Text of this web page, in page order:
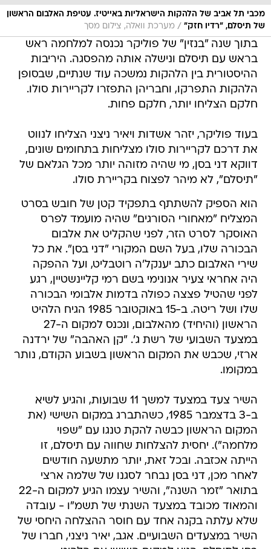
מכבי תל אביב של הלהקות הישראליות באייטיז. עטיפת האלבום הראשון
של תיסלם, "רדיו חזק" / מערכת וואלה, צילום מסך
בתוך שנה "בנזין" של פוליקר נכנסה למלחמה ראש
בראש עם תיסלם ונישלה אותה מהפסגה. היריבות
ההיסטורית בין הלהקות נמשכה עוד שנתיים, שבסופן
הלהקות התפרקו, וחבריהן התפזרו לקריירות סולו.
חלקם הצליחו יותר, חלקם פחות.
בעוד פוליקר, יזהר אשדות ויאיר ניצני הצליחו לנווט
את דרכם לקריירות סולו מצליחות בתחומים שונים,
דווקא דני בסן, מי שהיה מזוהה יותר מכל הגלאם של
"תיסלם", לא מיהר לפצוח בקריירת סולו.
הוא הספיק להשתתף בתפקיד קטן של חובש בסרט
המצליח "מאחורי הסורגים" שהיה מועמד לפרס
האוסקר לסרט הזר, לפני שהקליט את אלבום
הבכורה שלו, בעל השם המקורי "דני בסן". את כל
שירי האלבום כתב יענקל'ה רוטבליט, ועל ההפקה
היה אחראי צעיר אנונימי בשם רמי קליינשטיין, רגע
לפני שהטיל פצצה כפולה בדמות אלבומי הבכורה
שלו ושל ריטה. ב-15 באוקטובר 1985 הגיח הלהיט
הראשון (והיחיד) מהאלבום, ונכנס למקום ה-27
במצעד השבועי של רשת ג'. "קן האהבה" של ירדנה
ארזי, שכבש את המקום הראשון בשבוע הקודם, נותר
במקומו.
השיר צעד במצעד למשך 11 שבועות, והגיע לשיא
ב-3 בדצמבר 1985, כשהתברג במקום השישי (את
המקום הראשון כבשה להקת טנגו עם "שפוי
מלחמה"). יחסית להצלחות שחווה עם תיסלם, זו
הייתה אכזבה. ובכל זאת, יותר מתשעה חודשים
לאחר מכן, דני בסן נבחר לסגנו של שלמה ארצי
בתואר "זמר השנה", והשיר עצמו הגיע למקום ה-22
והמאוד מכובד במצעד השנתי של תשמ"ו - עובדה
שלא עלתה בקנה אחד עם חוסר ההצלחה היחסי של
השיר במצעדים השבועיים. אגב, יאיר ניצני, חברו של